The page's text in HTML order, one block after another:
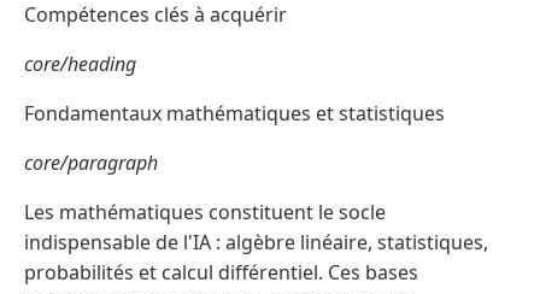
Compétences clés à acquérir
core/heading
Fondamentaux mathématiques et statistiques
core/paragraph
Les mathématiques constituent le socle
indispensable de l'IA : algèbre linéaire, statistiques,
probabilités et calcul différentiel. Ces bases